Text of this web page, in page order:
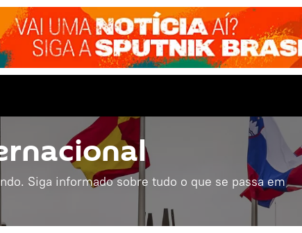
Siga informado sobre tudo o que se passa em